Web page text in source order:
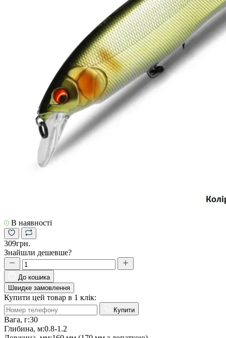
В наявності
309грн.
Знайшли дешевше?
До кошика
Швидке замовлення
Купити цей товар в 1 клік:
Купити
Вага, г:30
Глибина, м:0.8-1.2